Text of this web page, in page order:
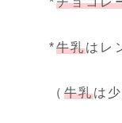
*牛乳はレ
（ 牛乳は